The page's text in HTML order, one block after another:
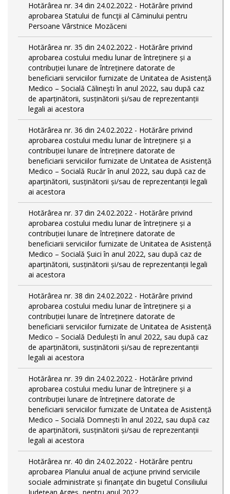
Hotărârea nr. 34 din 24.02.2022 - Hotărâre privind
aprobarea Statului de funcţii al Căminului pentru
Persoane Vârstnice Mozăceni
Hotărârea nr. 35 din 24.02.2022 - Hotărâre privind
aprobarea costului mediu lunar de întreținere și a
contribuției lunare de întreținere datorate de
beneficiarii serviciilor furnizate de Unitatea de Asistență
Medico – Socială Călineşti în anul 2022, sau după caz
de aparținătorii, susținătorii și/sau de reprezentanții
legali ai acestora
Hotărârea nr. 36 din 24.02.2022 - Hotărâre privind
aprobarea costului mediu lunar de întreținere și a
contribuției lunare de întreținere datorate de
beneficiarii serviciilor furnizate de Unitatea de Asistență
Medico – Socială Rucăr în anul 2022, sau după caz de
aparținătorii, susținătorii și/sau de reprezentanții legali
ai acestora
Hotărârea nr. 37 din 24.02.2022 - Hotărâre privind
aprobarea costului mediu lunar de întreținere și a
contribuției lunare de întreținere datorate de
beneficiarii serviciilor furnizate de Unitatea de Asistență
Medico – Socială Șuici în anul 2022, sau după caz de
aparținătorii, susținătorii și/sau de reprezentanții legali
ai acestora
Hotărârea nr. 38 din 24.02.2022 - Hotărâre privind
aprobarea costului mediu lunar de întreținere și a
contribuției lunare de întreținere datorate de
beneficiarii serviciilor furnizate de Unitatea de Asistență
Medico – Socială Dedulești în anul 2022, sau după caz
de aparținătorii, susținătorii și/sau de reprezentanții
legali ai acestora
Hotărârea nr. 39 din 24.02.2022 - Hotărâre privind
aprobarea costului mediu lunar de întreținere și a
contribuției lunare de întreținere datorate de
beneficiarii serviciilor furnizate de Unitatea de Asistență
Medico – Socială Domnești în anul 2022, sau după caz
de aparținătorii, susținătorii și/sau de reprezentanții
legali ai acestora
Hotărârea nr. 40 din 24.02.2022 - Hotărâre pentru
aprobarea Planului anual de acţiune privind serviciile
sociale administrate și finanţate din bugetul Consiliului